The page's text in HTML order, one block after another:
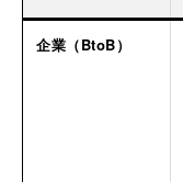
企業（BtoB）